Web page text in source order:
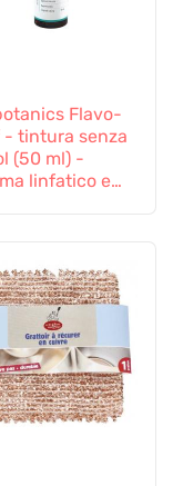
Flavo-
- tintura senza
(50 ml) -
linfatico e